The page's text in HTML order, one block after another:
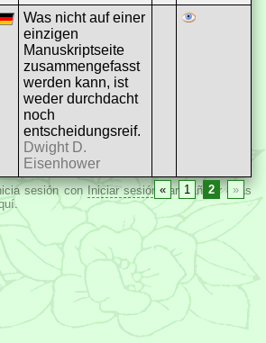
Was nicht auf einer
einzigen
Manuskriptseite
zusammengefasst
werden kann, ist
weder durchdacht
noch
entscheidungsreif.
Dwight D.
Eisenhower
« 1 2 »
sesión conIniciar sesión para añadir citas